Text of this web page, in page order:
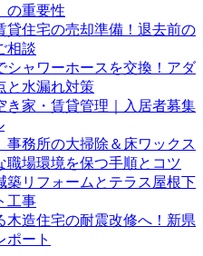
の重要性
貸住宅の売却準備！退去前の
相談
シャワーホースを交換！アダ
と水漏れ対策
き家・賃貸管理｜入居者募集
事務所の大掃除＆床ワックス
職場環境を保つ手順とコツ
築リフォームとテラス屋根下
工事
木造住宅の耐震改修へ！新県
ポート